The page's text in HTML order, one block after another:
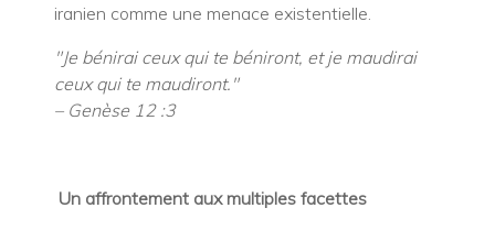
iranien comme une menace existentielle.
"Je bénirai ceux qui te béniront, et je maudirai
ceux qui te maudiront."
– Genèse 12 :3
Un affrontement aux multiples facettes